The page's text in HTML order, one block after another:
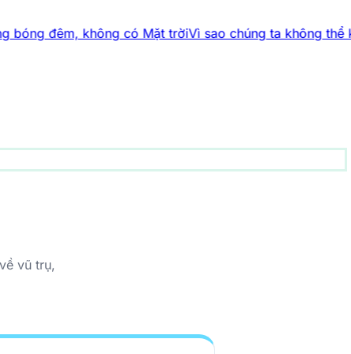
đêm, không có Mặt trờiVì sao chúng ta không thể
vũ trụ,